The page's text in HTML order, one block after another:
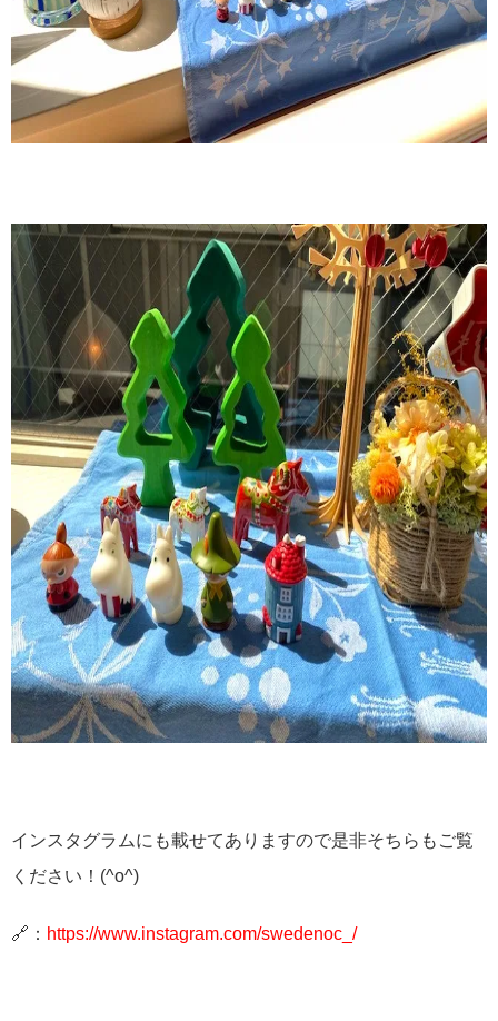
インスタグラムにも載せてありますので是非そちらもご覧
ください！(^o^)
🔗： https://www.instagram.com/swedenoc_/